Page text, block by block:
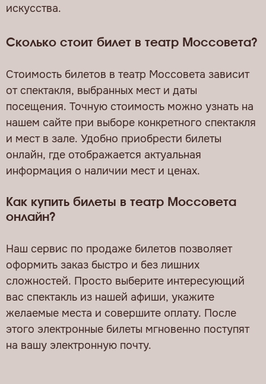
искусства.
Сколько стоит билет в театр Моссовета?
Стоимость билетов в театр Моссовета зависит
от спектакля, выбранных мест и даты
посещения. Точную стоимость можно узнать на
нашем сайте при выборе конкретного спектакля
и мест в зале. Удобно приобрести билеты
онлайн, где отображается актуальная
информация о наличии мест и ценах.
Как купить билеты в театр Моссовета
онлайн?
Наш сервис по продаже билетов позволяет
оформить заказ быстро и без лишних
сложностей. Просто выберите интересующий
вас спектакль из нашей афиши, укажите
желаемые места и совершите оплату. После
этого электронные билеты мгновенно поступят
на вашу электронную почту.